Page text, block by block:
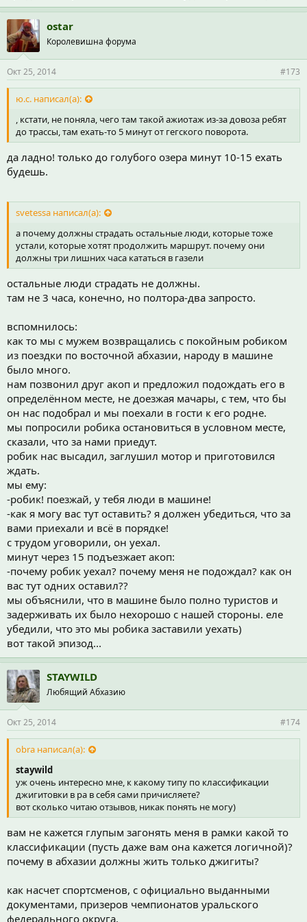
ostar
Королевишна форума
Окт 25, 2014 #173
ю.с. написал(а):
, кстати, не поняла, чего там такой ажиотаж из-за довоза ребят
до трассы, там ехать-то 5 минут от гегского поворота.
да ладно! только до голубого озера минут 10-15 ехать
будешь.
svetessa написал(а):
а почему должны страдать остальные люди, которые тоже
устали, которые хотят продолжить маршрут. почему они
должны три лишних часа кататься в газели
остальные люди страдать не должны.
там не 3 часа, конечно, но полтора-два запросто.
вспомнилось:
как то мы с мужем возвращались с покойным робиком
из поездки по восточной абхазии, народу в машине
было много.
нам позвонил друг акоп и предложил подождать его в
определённом месте, не доезжая мачары, с тем, что бы
он нас подобрал и мы поехали в гости к его родне.
мы попросили робика остановиться в условном месте,
сказали, что за нами приедут.
робик нас высадил, заглушил мотор и приготовился
ждать.
мы ему:
-робик! поезжай, у тебя люди в машине!
-как я могу вас тут оставить? я должен убедиться, что за
вами приехали и всё в порядке!
с трудом уговорили, он уехал.
минут через 15 подъезжает акоп:
-почему робик уехал? почему меня не подождал? как он
вас тут одних оставил??
мы объяснили, что в машине было полно туристов и
задерживать их было нехорошо с нашей стороны. еле
убедили, что это мы робика заставили уехать)
вот такой эпизод...
STAYWILD
Любящий Абхазию
Окт 25, 2014 #174
obra написал(а):
staywild
уж очень интересно мне, к какому типу по классификации
джигитовки в ра в себя сами причисляете?
вот сколько читаю отзывов, никак понять не могу)
вам не кажется глупым загонять меня в рамки какой то
классификации (пусть даже вам она кажется логичной)?
почему в абхазии должны жить только джигиты?
как насчет спортсменов, с официально выданными
документами, призеров чемпионатов уральского
федерального округа.